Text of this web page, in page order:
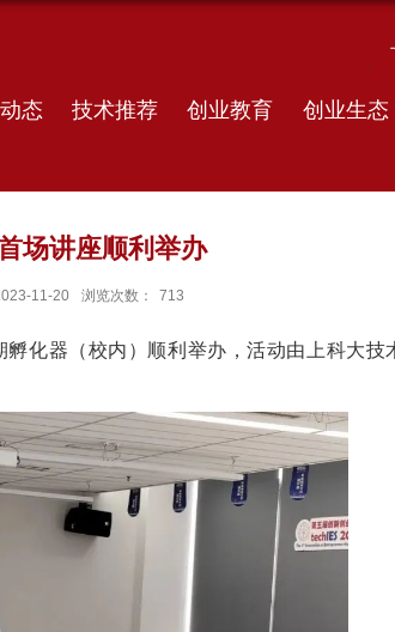
态 技术推荐 创业教育 创业生态
场讲座顺利举办
11-20 浏览次数： 713
化器（校内）顺利举办，活动由上科大